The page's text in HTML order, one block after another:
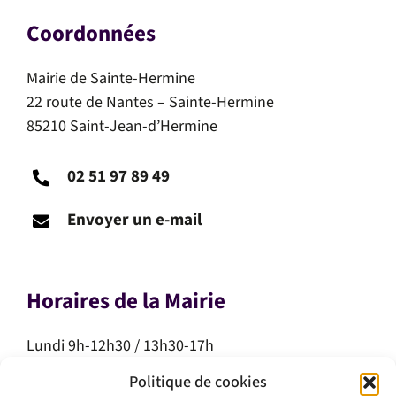
Politique de cookies
Coordonnées
Mairie de Sainte-Hermine
22 route de Nantes – Sainte-Hermine
85210 Saint-Jean-d’Hermine
02 51 97 89 49
Envoyer un e-mail
Horaires de la Mairie
Lundi 9h-12h30 / 13h30-17h
Mercredi 9h-12h30